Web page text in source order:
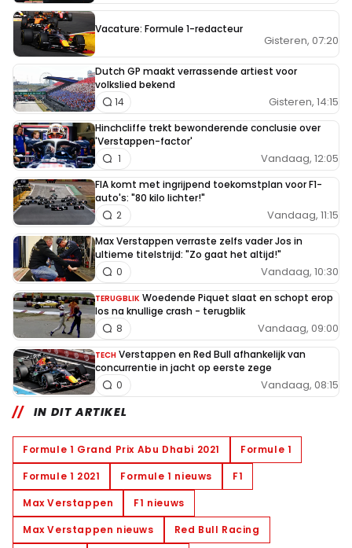
Vacature: Formule 1-redacteur
Gisteren, 07:20
Dutch GP maakt verrassende artiest voor
volkslied bekend
Gisteren, 14:15
14
Hinchcliffe trekt bewonderende conclusie over
'Verstappen-factor'
Vandaag, 12:05
1
FIA komt met ingrijpend toekomstplan voor F1-
auto's: "80 kilo lichter!"
Vandaag, 11:15
2
Max Verstappen verraste zelfs vader Jos in
ultieme titelstrijd: "Zo gaat het altijd!"
Vandaag, 10:30
0
TERUGBLIK Woedende Piquet slaat en schopt erop
los na knullige crash - terugblik
Vandaag, 09:00
8
TECH Verstappen en Red Bull afhankelijk van
concurrentie in jacht op eerste zege
Vandaag, 08:15
0
IN DIT ARTIKEL
Formule 1 Grand Prix Abu Dhabi 2021
Formule 1
Formule 1 2021
Formule 1 nieuws
F1
Max Verstappen
F1 nieuws
Max Verstappen nieuws
Red Bull Racing